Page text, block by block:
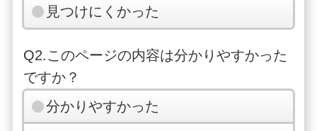
見つけにくかった
Q2.このページの内容は分かりやすかった
ですか？
分かりやすかった